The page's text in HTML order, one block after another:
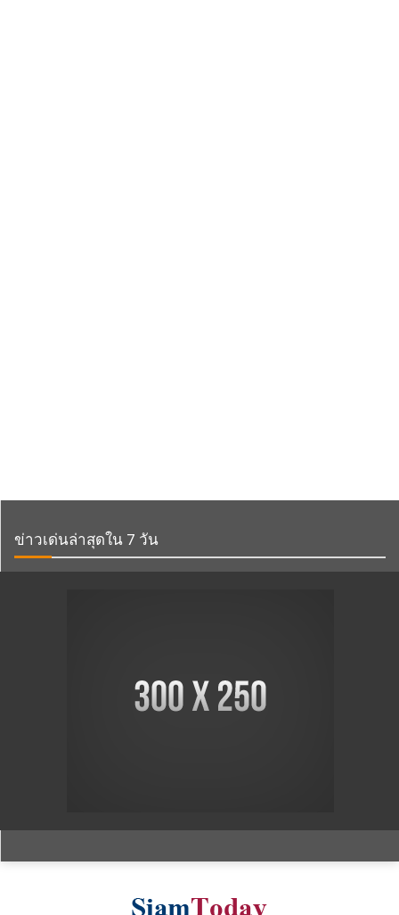
ข่าวเด่นล่าสุดใน 7 วัน